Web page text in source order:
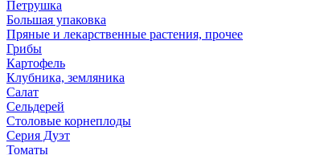
Петрушка
Большая упаковка
Пряные и лекарственные растения, прочее
Грибы
Картофель
Клубника, земляника
Салат
Сельдерей
Столовые корнеплоды
Серия Дуэт
Томаты